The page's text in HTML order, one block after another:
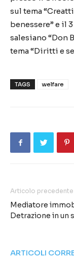
sul tema
benessere” e il
salesiano “Don
tema “Diritti e
TAGS welfare
Articolo precedente
Mediatore
Detrazione in un
ARTICOLI